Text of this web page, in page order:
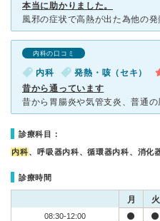
本当に助かりました。
内科の口コミ
内科 発熱・咳（セキ）
昔から通っています
診療科目：
内科、呼吸器内科、循環器内科、消化
診療時間
月 火
08:30-12:00